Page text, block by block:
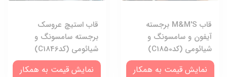
قاب M&M'S برجسته
آیفون و سامسونگ و
شیائومی (کدC1850)
نمایش قیمت به همکار
قاب استیچ عروسک
برجسته سامسونگ و
شیائومی (کدC1846)
نمایش قیمت به همکار